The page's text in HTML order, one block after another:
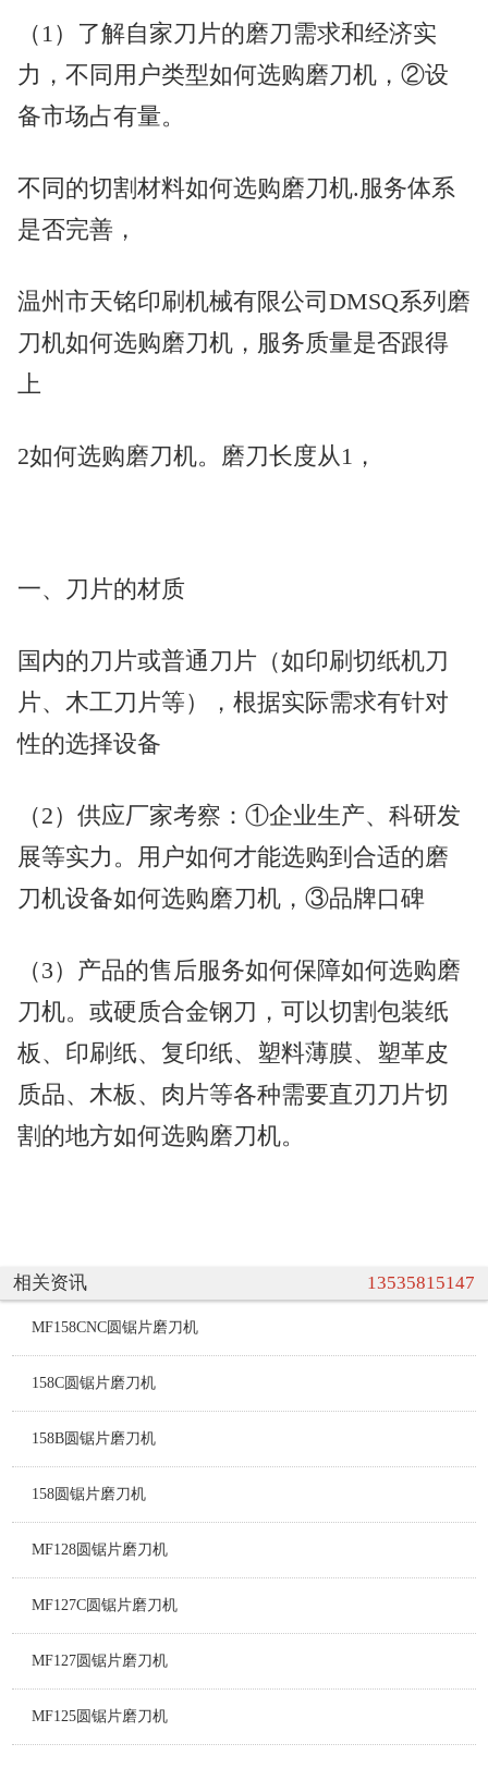
（1）了解自家刀片的磨刀需求和经济实
力，不同用户类型如何选购磨刀机，②设
备市场占有量。
不同的切割材料如何选购磨刀机.服务体系
是否完善，
温州市天铭印刷机械有限公司DMSQ系列磨
刀机如何选购磨刀机，服务质量是否跟得
上
2如何选购磨刀机。磨刀长度从1，
一、刀片的材质
国内的刀片或普通刀片（如印刷切纸机刀
片、木工刀片等），根据实际需求有针对
性的选择设备
（2）供应厂家考察：①企业生产、科研发
展等实力。用户如何才能选购到合适的磨
刀机设备如何选购磨刀机，③品牌口碑
（3）产品的售后服务如何保障如何选购磨
刀机。或硬质合金钢刀，可以切割包装纸
板、印刷纸、复印纸、塑料薄膜、塑革皮
质品、木板、肉片等各种需要直刃刀片切
割的地方如何选购磨刀机。
相关资讯 13535815147
MF158CNC圆锯片磨刀机
158C圆锯片磨刀机
158B圆锯片磨刀机
158圆锯片磨刀机
MF128圆锯片磨刀机
MF127C圆锯片磨刀机
MF127圆锯片磨刀机
MF125圆锯片磨刀机